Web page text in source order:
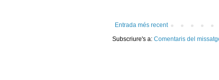
Entrada més recent
Subscriure's a: Comentaris del